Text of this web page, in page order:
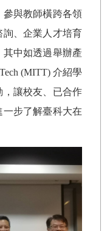
參與教師橫跨各領
、企業人才培育
中如透過舉辦產
(MITT) 介紹學
讓校友、已合作
步了解臺科大在